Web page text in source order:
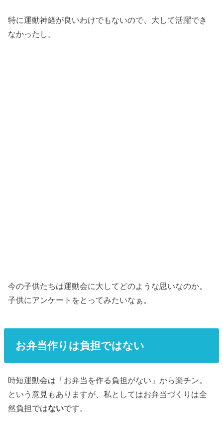
特に運動神経が良いわけでもないので、大して活躍でき
なかったし。
今の子供たちは運動会に大してどのような思いなのか。
子供にアンケートをとってみたいなぁ。
お弁当作りは負担ではない
時短運動会は「お弁当を作る負担がない」から楽チン。
という意見もありますが、私としてはお弁当づくりは全
然負担ではないです。